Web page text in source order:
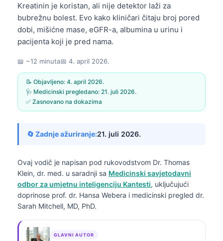
Kreatinin je koristan, ali nije detektor laži za
bubrežnu bolest. Evo kako kliničari čitaju broj pored
dobi, mišićne mase, eGFR-a, albumina u urinu i
pacijenta koji je pred nama.
📖 ~12 minuta📅 4. april 2026.
📝 Objavljeno: 4. april 2026.
🩺 Medicinski pregledano: 21. juli 2026.
✅ Zasnovano na dokazima
🔄 Zadnje ažuriranje:21. juli 2026.
Ovaj vodič je napisan pod rukovodstvom Dr. Thomas
Klein, dr. med. u saradnji sa Medicinski savjetodavni
odbor za umjetnu inteligenciju Kantesti, uključujući
doprinose prof. dr. Hansa Webera i medicinski pregled dr.
Sarah Mitchell, MD, PhD.
GLAVNI AUTOR